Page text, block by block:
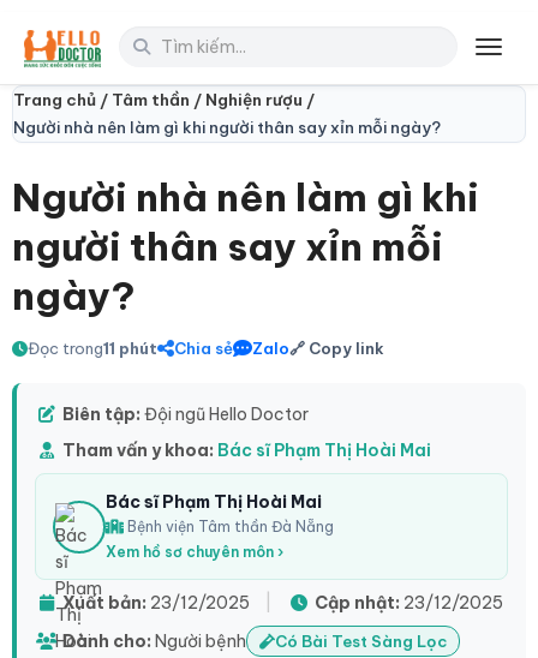
Trang chủ / Tâm thần / Nghiện rượu /
Người nhà nên làm gì khi người thân say xỉn mỗi ngày?
Người nhà nên làm gì khi
người thân say xỉn mỗi
ngày?
Đọc trong11 phút Chia sẻ Zalo🔗 Copy link
Biên tập: Đội ngũ Hello Doctor
Tham vấn y khoa: Bác sĩ Phạm Thị Hoài Mai
Bác sĩ Phạm Thị Hoài Mai
Bệnh viện Tâm thần Đà Nẵng
Xem hồ sơ chuyên môn ›
Xuất bản: 23/12/2025 Cập nhật: 23/12/2025
Dành cho: Người bệnh Có Bài Test Sàng Lọc